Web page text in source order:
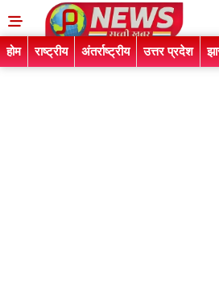
होम राष्ट्रीय अंतर्राष्ट्रीय उत्तर प्रदेश